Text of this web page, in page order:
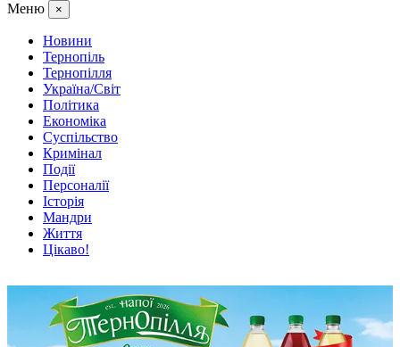
Меню ×
Новини
Тернопіль
Тернопілля
Україна/Світ
Політика
Економіка
Суспільство
Кримінал
Події
Персоналії
Історія
Мандри
Життя
Цікаво!